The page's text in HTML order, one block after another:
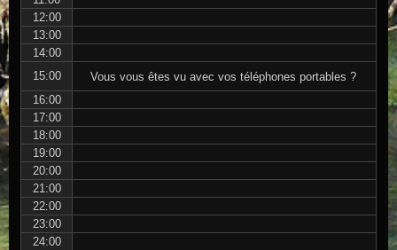
12:00
13:00
14:00
15:00
Vous vous êtes vu avec vos téléphones portables ?
16:00
17:00
18:00
19:00
20:00
21:00
22:00
23:00
24:00